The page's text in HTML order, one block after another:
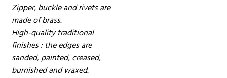
Zipper, buckle and rivets are
made of brass.
High-quality traditional
finishes : the edges are
sanded, painted, creased,
burnished and waxed.